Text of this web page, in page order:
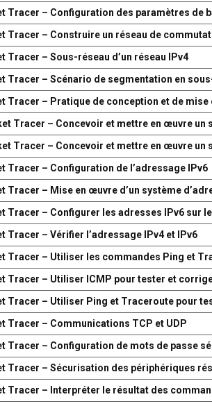
Tracer – Configuration des paramètres de
Tracer – Construire un réseau de
Tracer – Sous-réseau d’un réseau IPv4
Tracer – Scénario de segmentation en
Tracer – Pratique de conception et de mise
Tracer – Concevoir et mettre en œuvre un
Tracer – Concevoir et mettre en œuvre un
Tracer – Configuration de l’adressage IPv6
Tracer – Mise en œuvre d’un système
Tracer – Configurer les adresses IPv6 sur
Tracer – Vérifier l’adressage IPv4 et IPv6
Tracer – Utiliser les commandes Ping et
Tracer – Utiliser ICMP pour tester et
Tracer – Utiliser Ping et Traceroute pour
Tracer – Communications TCP et UDP
Tracer – Configuration de mots de passe
Tracer – Sécurisation des périphériques
Tracer – Interpréter le résultat des